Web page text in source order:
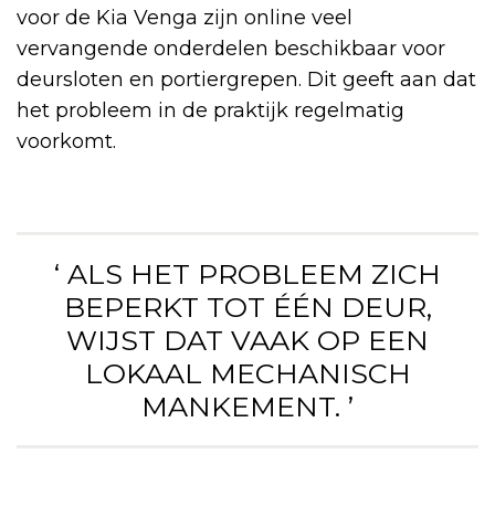
voor de Kia Venga zijn online veel
vervangende onderdelen beschikbaar voor
deursloten en portiergrepen. Dit geeft aan dat
het probleem in de praktijk regelmatig
voorkomt.
‘ ALS HET PROBLEEM ZICH
BEPERKT TOT ÉÉN DEUR,
WIJST DAT VAAK OP EEN
LOKAAL MECHANISCH
MANKEMENT. ’